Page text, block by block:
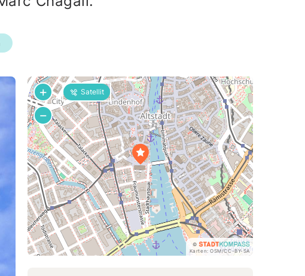
Satellit
+
−
©
Karten:OSM/CC-BY-SA